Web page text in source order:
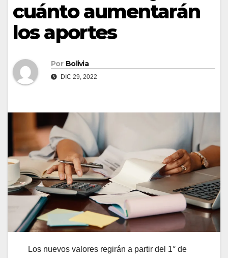
cuánto aumentarán
los aportes
Por Bolivia
DIC 29, 2022
Los nuevos valores regirán a partir del 1° de